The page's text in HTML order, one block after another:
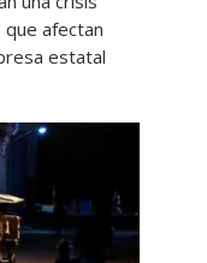
afectan
estatal